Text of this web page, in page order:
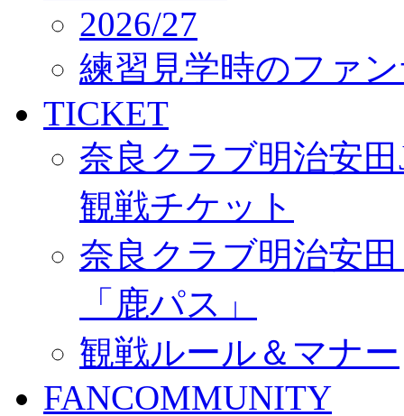
2026/27
練習見学時のファ
TICKET
奈良クラブ明治安
観戦チケット
奈良クラブ明治安
「鹿パス」
観戦ルール＆マナー
FANCOMMUNITY